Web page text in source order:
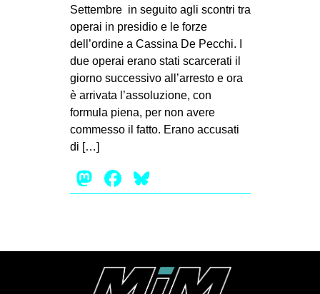
MOBILITAZIONI
SPAZI
SPORT POPOLARE
MOVIMENTI
AMBIENTE
ANTIFASCISMO
GENERI
REPRESSIONE
STUDENTI
Settembre in seguito agli scontri tra
operai in presidio e le forze
dell’ordine a Cassina De Pecchi. I
due operai erano stati scarcerati il
giorno successivo all’arresto e ora
è arrivata l’assoluzione, con
formula piena, per non avere
commesso il fatto. Erano accusati
di […]
Mastodon
Facebook